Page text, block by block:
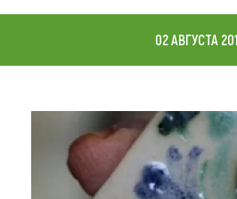
Карта
Что привезти (сувениры)
О регионе
02 АВГУСТА